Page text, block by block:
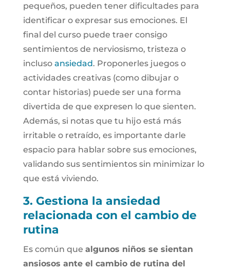
pequeños, pueden tener dificultades para
identificar o expresar sus emociones. El
final del curso puede traer consigo
sentimientos de nerviosismo, tristeza o
incluso ansiedad. Proponerles juegos o
actividades creativas (como dibujar o
contar historias) puede ser una forma
divertida de que expresen lo que sienten.
Además, si notas que tu hijo está más
irritable o retraído, es importante darle
espacio para hablar sobre sus emociones,
validando sus sentimientos sin minimizar lo
que está viviendo.
3. Gestiona la ansiedad
relacionada con el cambio de
rutina
Es común que algunos niños se sientan
ansiosos ante el cambio de rutina del